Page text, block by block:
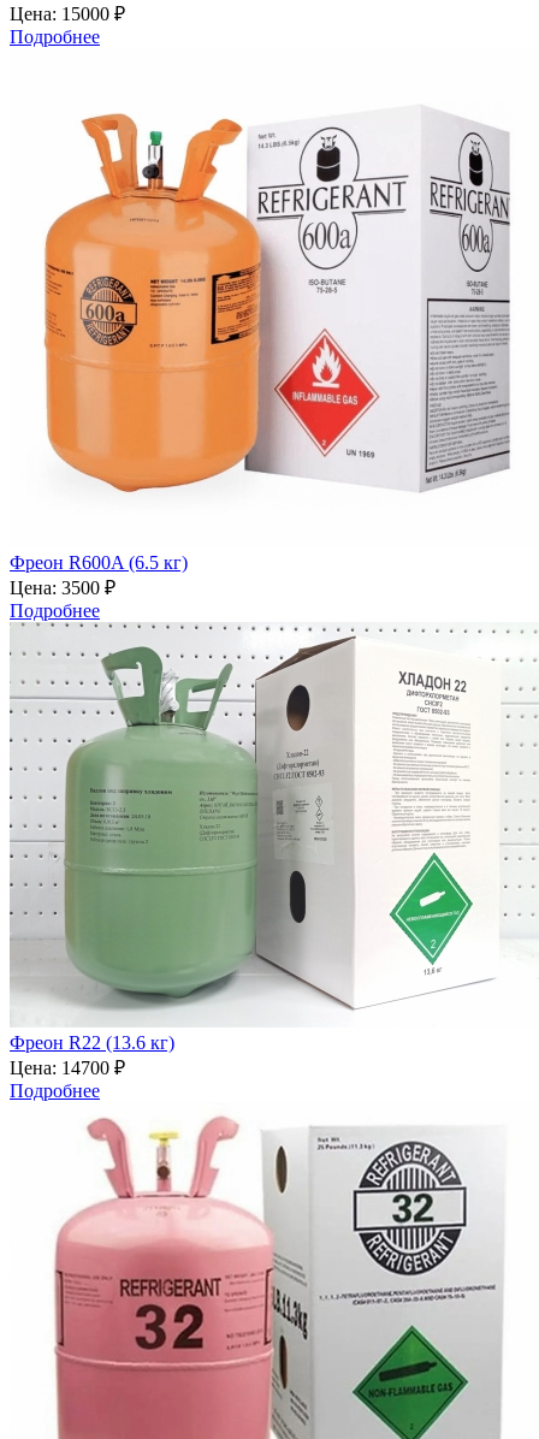
Цена: 15000 ₽
Подробнее
Фреон R600A (6.5 кг)
Цена: 3500 ₽
Подробнее
Фреон R22 (13.6 кг)
Цена: 14700 ₽
Подробнее